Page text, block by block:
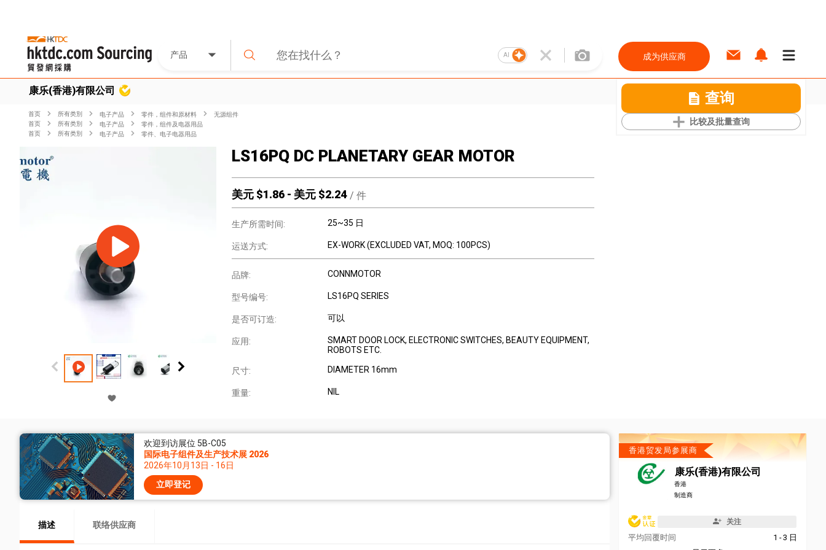
产品 AI 成为供应商
康乐(香港)有限公司 查询
比较及批量查询
首页 所有类別 电子产品 零件，组件和原材料
无源组件
首页
所有类別 电子产品
零件，组件及电器用品
首页
所有类別 电子产品 零件、电子电器用品
LS16PQ DC PLANETARY GEAR MOTOR
美元 $1.86 - 美元 $2.24 / 件
生产所需时间: 25~35 日
运送方式: EX-WORK (EXCLUDED VAT, MOQ: 100PCS)
品牌: CONNMOTOR
型号编号: LS16PQ SERIES
是否可订造: 可以
应用:
SMART DOOR LOCK, ELECTRONIC SWITCHES, BEAUTY EQUIPMENT,
ROBOTS ETC.
尺寸: DIAMETER 16mm
重量: NIL
欢迎到访展位 5B-C05
国际电子组件及生产技术展 2026
2026年10月13日 - 16日
立即登记
描述 联络供应商
香港贸发局参展商
康乐(香港)有限公司
香港
制造商
关注
平均回覆时间
1 - 3 日